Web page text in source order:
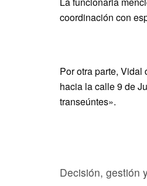
coordinación con
Por otra parte,
hacia la calle 9 de
transeúntes».
Decisión, gestión